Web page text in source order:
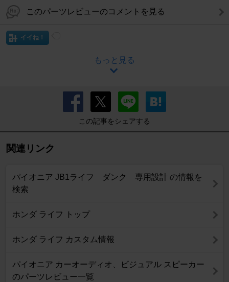
このパーツレビューのコメントを見る
イイね！
もっと見る
この記事をシェアする
関連リンク
パイオニア JB1ライフ ダンク 専用設計 の情報を
検索
ホンダ ライフ トップ
ホンダ ライフ カスタム情報
パイオニア カーオーディオ、ビジュアル スピーカー
のパーツレビュー一覧